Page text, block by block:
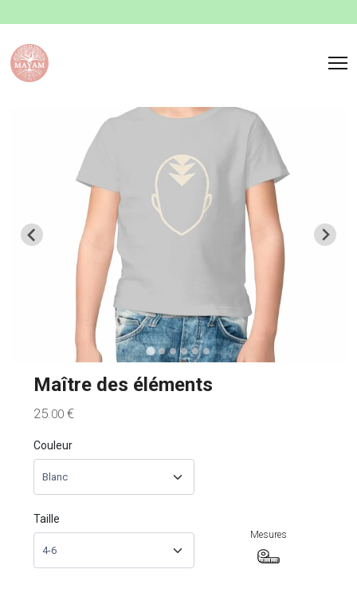
Maître des éléments
25.00 €
Couleur
Taille
Mesures